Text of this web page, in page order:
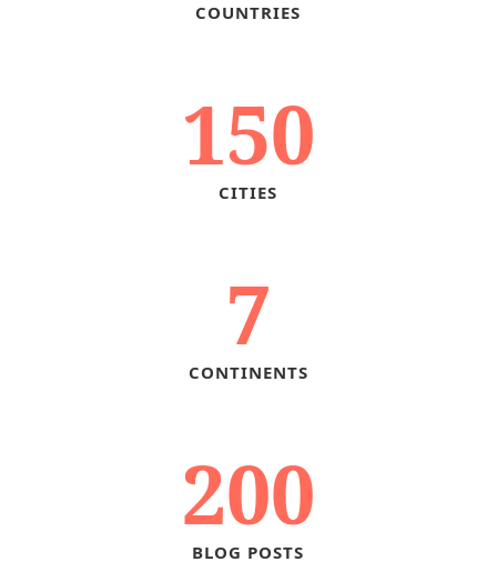
COUNTRIES
150
CITIES
7
CONTINENTS
200
BLOG POSTS